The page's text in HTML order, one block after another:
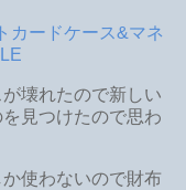
カードケース&マネ
壊れたので新しい
見つけたので思わ
使わないので財布